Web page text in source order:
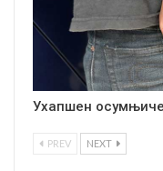
Ухапшен
PREV NEXT